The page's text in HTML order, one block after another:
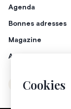
Cookies
Agenda
Bonnes adresses
Magazine
Annonceurs
Instagram